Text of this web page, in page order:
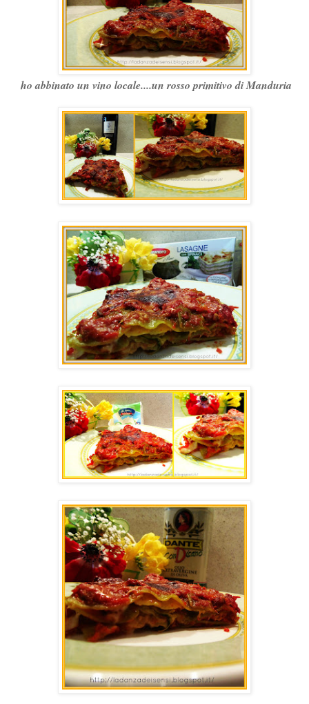
ho abbinato un vino locale....un rosso primitivo di Manduria